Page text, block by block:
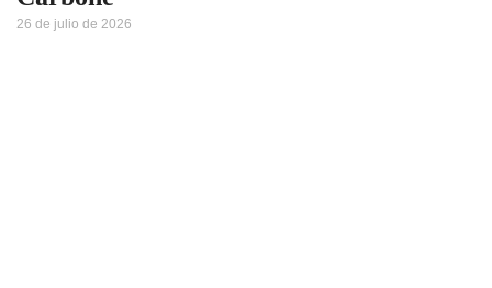
26 de julio de 2026